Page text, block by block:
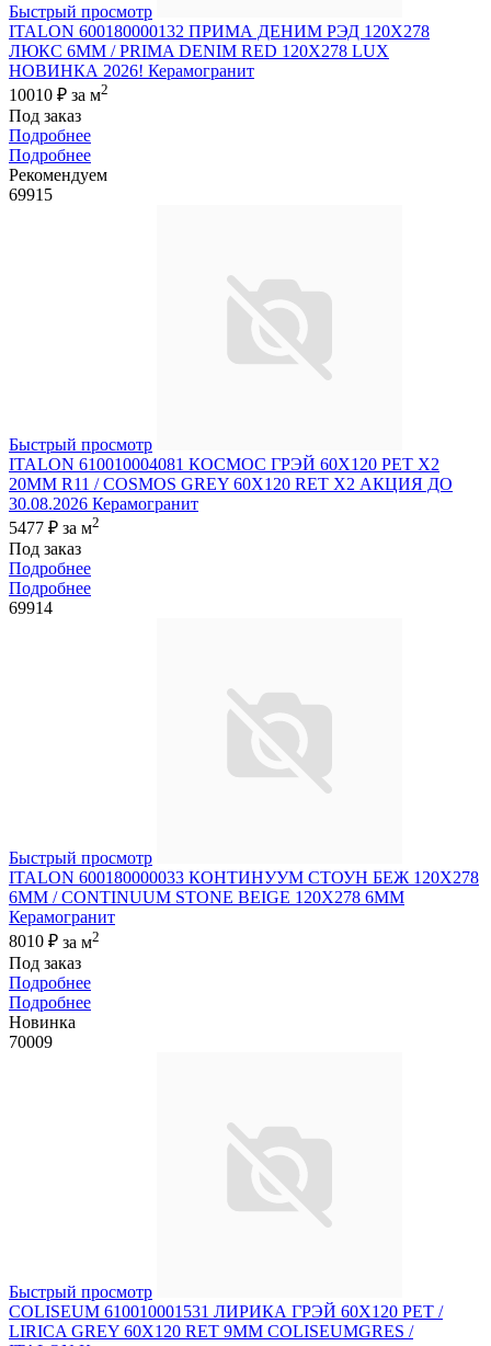
Быстрый просмотр
ITALON 600180000132 ПРИМА ДЕНИМ РЭД 120X278
ЛЮКС 6ММ / PRIMA DENIM RED 120X278 LUX
НОВИНКА 2026! Керамогранит
10010 ₽ за м2
Под заказ
Подробнее
Подробнее
Рекомендуем
69915
Быстрый просмотр
ITALON 610010004081 КОСМОС ГРЭЙ 60X120 РЕТ Х2
20MM R11 / COSMOS GREY 60X120 RET X2 АКЦИЯ ДО
30.08.2026 Керамогранит
5477 ₽ за м2
Под заказ
Подробнее
Подробнее
69914
Быстрый просмотр
ITALON 600180000033 КОНТИНУУМ СТОУН БЕЖ 120X278
6ММ / CONTINUUM STONE BEIGE 120X278 6MM
Керамогранит
8010 ₽ за м2
Под заказ
Подробнее
Подробнее
Новинка
70009
Быстрый просмотр
COLISEUM 610010001531 ЛИРИКА ГРЭЙ 60X120 РЕТ /
LIRICA GREY 60X120 RET 9MM COLISEUMGRES /